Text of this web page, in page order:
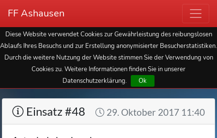
FF Ashausen
Diese Website verwendet Cookies zur Gewährleistung des reibungslosen
Ablaufs Ihres Besuchs und zur Erstellung anonymisierter Besucherstatistiken.
Durch die weitere Nutzung der Website stimmen Sie der Verwendung von
Cookies zu. Weitere Informationen finden Sie in unserer
Datenschutzerklärung.
Ok
Einsatz #48 29. Oktober 2017 11:40